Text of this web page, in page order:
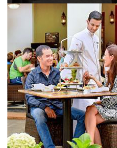
大象孤兒院，創立
遭到遺棄或雙親
生活的小